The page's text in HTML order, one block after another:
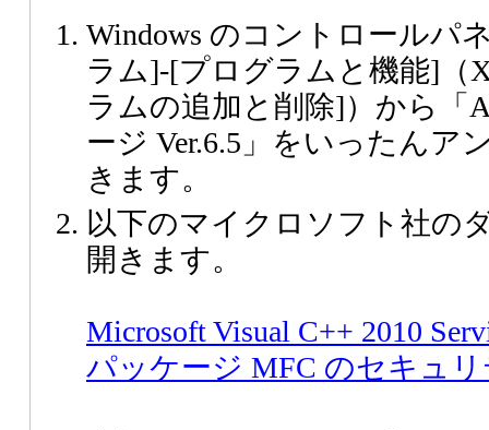
Windows のコントロールパ
ラム]-[プログラムと機能]（
ラムの追加と削除]）から「
ージ Ver.6.5」をいったんア
きます。
以下のマイクロソフト社の
開きます。
Microsoft Visual C++ 2010
パッケージ MFC のセキュ